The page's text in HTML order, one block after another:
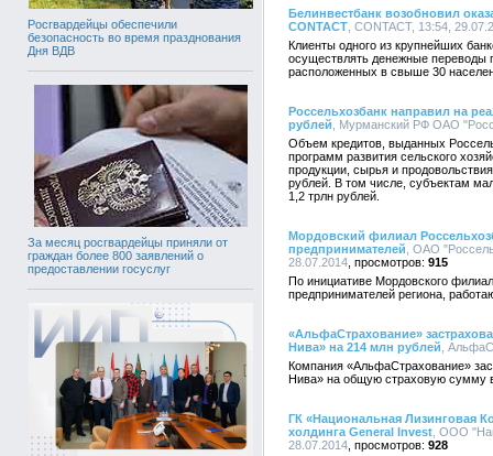
Росгвардейцы обеспечили
безопасность во время празднования
Дня ВДВ
За месяц росгвардейцы приняли от
граждан более 800 заявлений о
предоставлении госуслуг
Белинвестбанк возобновил
CONTACT , CONTACT, 13:54,
Клиенты одного из крупнейших
осуществлять денежные переводы
расположенных в свыше 30
Россельхозбанк направил на
рублей , Мурманский РФ ОАО
Объем кредитов, выданных
программ развития сельского
продукции, сырья и
рублей. В том числе, субъектам
1,2 трлн рублей.
Мордовский филиал
предпринимателей , ОАО
28.07.2014
915
По инициативе Мордовского
предпринимателей региона,
«АльфаСтрахование»
Нива» на 214 млн рублей ,
Компания «АльфаСтрахование»
Нива» на общую страховую сумму
ГК «Национальная Лизинговая
холдинга General Invest , ООО
28.07.2014
928